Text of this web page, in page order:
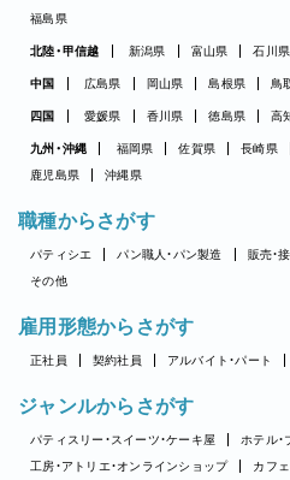
福島県
北陸・甲信越 新潟県 富山県 石川県
中国 広島県 岡山県 島根県 鳥
四国 愛媛県 香川県 徳島県 高
九州・沖縄 福岡県 佐賀県 長崎県
鹿児島県
沖縄県
職種からさがす
パティシエ パン職人・パン製造 販売・
その他
雇用形態からさがす
正社員 契約社員 アルバイト・パート
ジャンルからさがす
パティスリー・スイーツ・ケーキ屋
ホテル
工房・アトリエ・オンラインショップ
カフ